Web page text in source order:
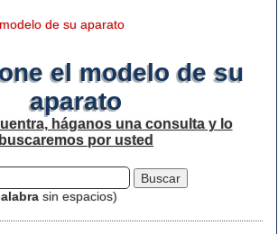
de su aparato
el modelo de su
aparato
háganos una consulta y lo
buscaremos por usted
sin espacios)